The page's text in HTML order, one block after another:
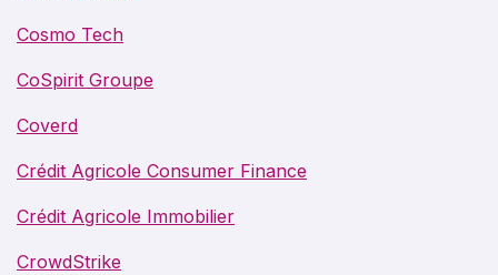
Cosmo Tech
CoSpirit Groupe
Coverd
Crédit Agricole Consumer Finance
Crédit Agricole Immobilier
CrowdStrike